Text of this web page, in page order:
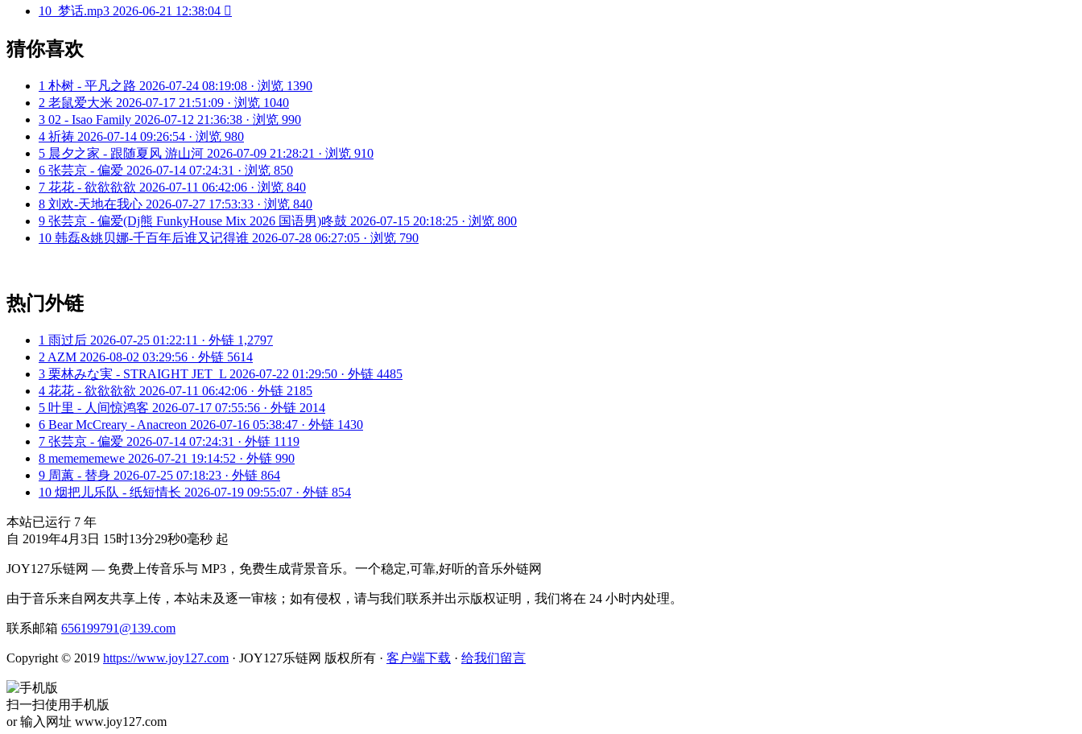
10 梦话.mp3 2026-06-21 12:38:04 
猜你喜欢
1 朴树 - 平凡之路 2026-07-24 08:19:08 · 浏览 1390
2 老鼠爱大米 2026-07-17 21:51:09 · 浏览 1040
3 02 - Isao Family 2026-07-12 21:36:38 · 浏览 990
4 祈祷 2026-07-14 09:26:54 · 浏览 980
5 晨夕之家 - 跟随夏风 游山河 2026-07-09 21:28:21 · 浏览 910
6 张芸京 - 偏爱 2026-07-14 07:24:31 · 浏览 850
7 花花 - 欲欲欲欲 2026-07-11 06:42:06 · 浏览 840
8 刘欢-天地在我心 2026-07-27 17:53:33 · 浏览 840
9 张芸京 - 偏爱(Dj熊 FunkyHouse Mix 2026 国语男)咚鼓 2026-07-15 20:18:25 · 浏览 800
10 韩磊&姚贝娜-千百年后谁又记得谁 2026-07-28 06:27:05 · 浏览 790
热门外链
1 雨过后 2026-07-25 01:22:11 · 外链 1,2797
2 AZM 2026-08-02 03:29:56 · 外链 5614
3 栗林みな実 - STRAIGHT JET_L 2026-07-22 01:29:50 · 外链 4485
4 花花 - 欲欲欲欲 2026-07-11 06:42:06 · 外链 2185
5 叶里 - 人间惊鸿客 2026-07-17 07:55:56 · 外链 2014
6 Bear McCreary - Anacreon 2026-07-16 05:38:47 · 外链 1430
7 张芸京 - 偏爱 2026-07-14 07:24:31 · 外链 1119
8 memememewe 2026-07-21 19:14:52 · 外链 990
9 周蕙 - 替身 2026-07-25 07:18:23 · 外链 864
10 烟把儿乐队 - 纸短情长 2026-07-19 09:55:07 · 外链 854
本站已运行 7 年
自 2019年4月3日 15时13分29秒0毫秒 起
JOY127乐链网 — 免费上传音乐与 MP3，免费生成背景音乐。一个稳定,可靠,好听的音乐外链网
由于音乐来自网友共享上传，本站未及逐一审核；如有侵权，请与我们联系并出示版权证明，我们将在 24 小时内处理。
联系邮箱 656199791@139.com
Copyright © 2019 https://www.joy127.com · JOY127乐链网 版权所有 · 客户端下载 · 给我们留言
扫一扫使用手机版
or 输入网址 www.joy127.com